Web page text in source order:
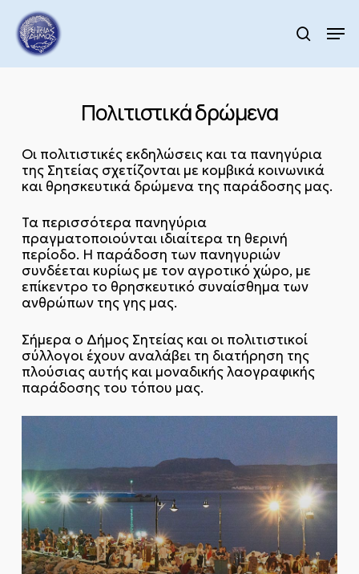
main
content
search
Πολιτιστικά δρώμενα
Οι πολιτιστικές εκδηλώσεις και τα πανηγύρια
της Σητείας σχετίζονται με κομβικά κοινωνικά
και θρησκευτικά δρώμενα της παράδοσης μας.
Τα περισσότερα πανηγύρια
πραγματοποιούνται ιδιαίτερα τη θερινή
περίοδο. Η παράδοση των πανηγυριών
συνδέεται κυρίως με τον αγροτικό χώρο, με
επίκεντρο το θρησκευτικό συναίσθημα των
ανθρώπων της γης μας.
Σήμερα ο Δήμος Σητείας και οι πολιτιστικοί
σύλλογοι έχουν αναλάβει τη διατήρηση της
πλούσιας αυτής και μοναδικής λαογραφικής
παράδοσης του τόπου μας.